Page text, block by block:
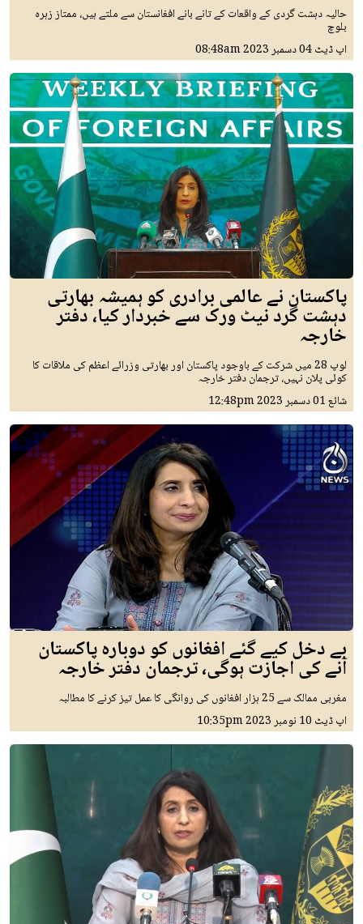
حالیہ دہشت گردی کے واقعات کے تانے بانے افغانستان سے ملتے ہیں، ممتاز زہرہ
بلوچ
اپ ڈیٹ04 دسمبر 2023 08:48am
پاکستان نے عالمی برادری کو ہمیشہ بھارتی
دہشت گرد نیٹ ورک سے خبردار کیا، دفتر
خارجہ
لوپ 28 میں شرکت کے باوجود پاکستان اور بھارتی وزرائے اعظم کی ملاقات کا
کوئی پلان نہیں، ترجمان دفتر خارجہ
شائع01 دسمبر 2023 12:48pm
بے دخل کیے گئے افغانوں کو دوبارہ پاکستان
آنے کی اجازت ہوگی، ترجمان دفتر خارجہ
مغربی ممالک سے 25 ہزار افغانوں کی روانگی کا عمل تیز کرنے کا مطالبہ
اپ ڈیٹ 10 نومبر 2023 10:35pm